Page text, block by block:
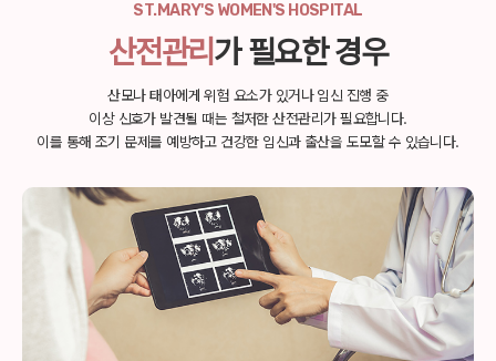
ST.MARY'S WOMEN'S HOSPITAL
산전관리가 필요한 경우
산모나 태아에게 위험 요소가 있거나 임신 진행 중
이상 신호가 발견될 때는 철저한 산전관리가 필요합니다.
이를 통해 조기 문제를 예방하고 건강한 임신과 출산을 도모할 수 있습니다.